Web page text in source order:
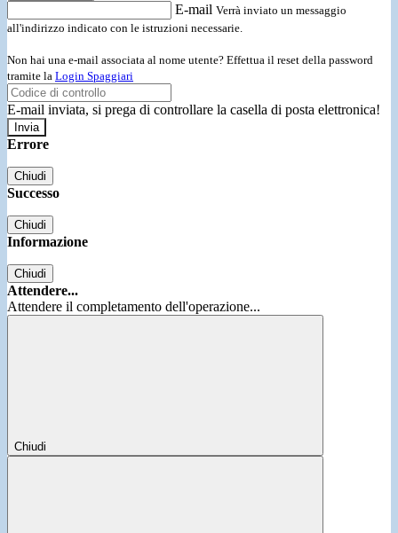
E-mail Verrà inviato un messaggio
all'indirizzo indicato con le istruzioni necessarie.
Non hai una e-mail associata al nome utente? Effettua il reset della password
tramite la Login Spaggiari
E-mail inviata, si prega di controllare la casella di posta elettronica!
Errore
Chiudi
Successo
Chiudi
Informazione
Chiudi
Attendere...
Attendere il completamento dell'operazione...
Chiudi